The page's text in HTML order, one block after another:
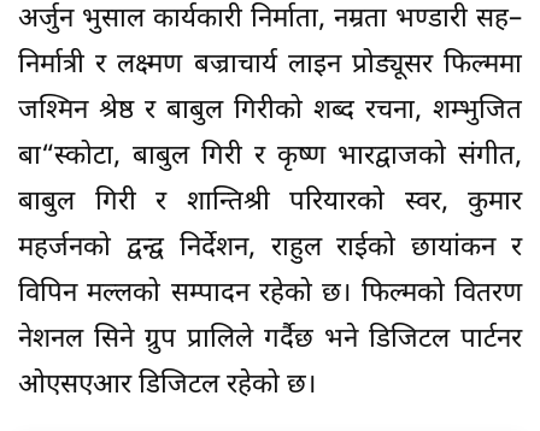
अर्जुन भुसाल कार्यकारी निर्माता, नम्रता भण्डारी सह–
निर्मात्री र लक्ष्मण बज्राचार्य लाइन प्रोड्यूसर फिल्ममा
जश्मिन श्रेष्ठ र बाबुल गिरीको शब्द रचना, शम्भुजित
बा“स्कोटा, बाबुल गिरी र कृष्ण भारद्वाजको संगीत,
बाबुल गिरी र शान्तिश्री परियारको स्वर, कुमार
महर्जनको द्वन्द्व निर्देशन, राहुल राईको छायांकन र
विपिन मल्लको सम्पादन रहेको छ। फिल्मको वितरण
नेशनल सिने ग्रुप प्रालिले गर्दैछ भने डिजिटल पार्टनर
ओएसएआर डिजिटल रहेको छ।